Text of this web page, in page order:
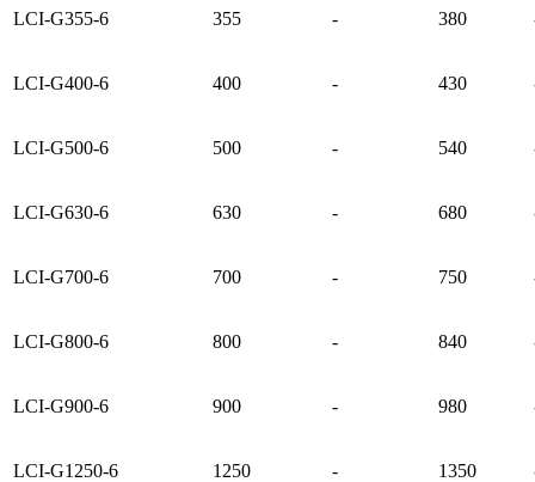
LCI-G355-6 355 - 380
LCI-G400-6 400 - 430
LCI-G500-6 500 - 540
LCI-G630-6 630 - 680
LCI-G700-6 700 - 750
LCI-G800-6 800 - 840
LCI-G900-6 900 - 980
LCI-G1250-6 1250 - 1350